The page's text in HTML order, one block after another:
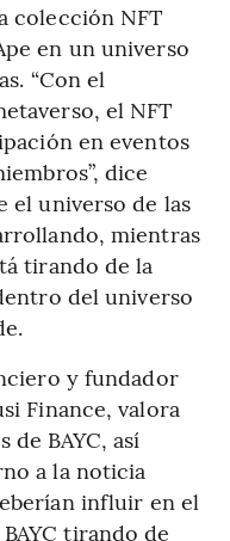
colección NFT
en un universo
“Con el
el NFT
en eventos
dice
el universo de las
mientras
tirando de la
del universo
y fundador
Finance, valora
de BAYC, así
a la noticia
influir en el
tirando de